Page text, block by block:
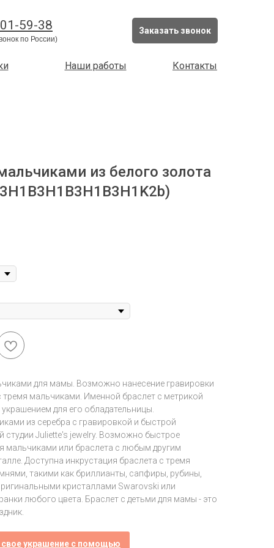
Заказать звонок
59-38
по России)
Контакты
Наши работы
из белого золота
для мамы. Возможно нанесение гравировки
мальчиками. Именной браслет с метрикой
для его обладательницы.
из серебра с гравировкой и быстрой
Juliette's jewelry. Возможно быстрое
мальчиками или браслета с любым другим
Доступна инкрустация браслета с тремя
такими как бриллианты, сапфиры, рубины,
кристаллами Swarovski или
любого цвета. Браслет с детьми для мамы - это
свое украшение с помощью